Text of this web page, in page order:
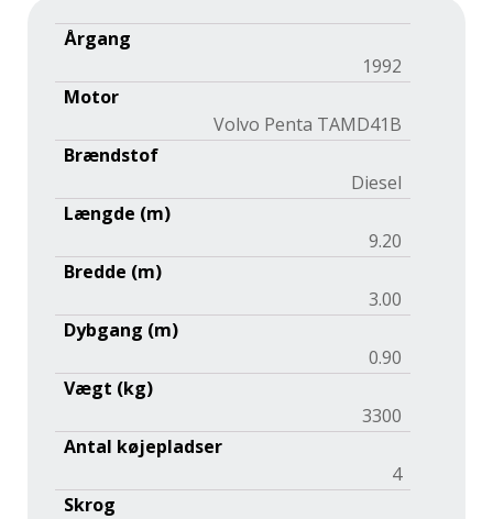
Årgang
1992
Motor
Volvo Penta TAMD41B
Brændstof
Diesel
Længde (m)
9.20
Bredde (m)
3.00
Dybgang (m)
0.90
Vægt (kg)
3300
Antal køjepladser
4
Skrog